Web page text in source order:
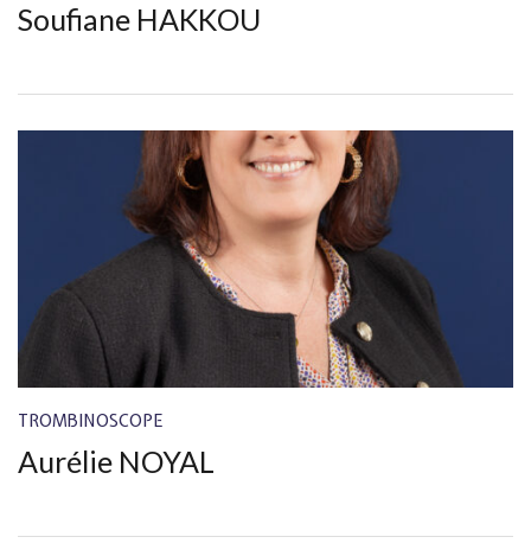
Soufiane HAKKOU
TROMBINOSCOPE
Aurélie NOYAL